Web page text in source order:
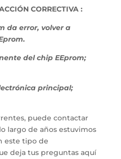
CORRECTIVA :
da error, volver a
del chip EEprom;
principal;
puede contactar
largo de años estuvimos
este tipo de
deja tus preguntas aquí